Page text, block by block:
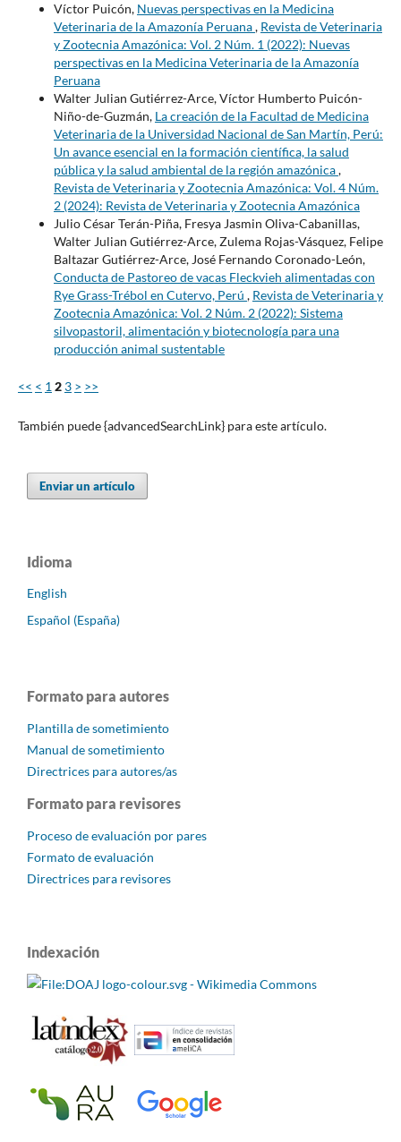
Víctor Puicón, Nuevas perspectivas en la Medicina
Veterinaria de la Amazonía Peruana, Revista de Veterinaria
y Zootecnia Amazónica: Vol. 2 Núm. 1 (2022): Nuevas
perspectivas en la Medicina Veterinaria de la Amazonía
Peruana
Walter Julian Gutiérrez-Arce, Víctor Humberto Puicón-
Niño-de-Guzmán, La creación de la Facultad de Medicina
Veterinaria de la Universidad Nacional de San Martín, Perú:
Un avance esencial en la formación científica, la salud
pública y la salud ambiental de la región amazónica,
Revista de Veterinaria y Zootecnia Amazónica: Vol. 4 Núm.
2 (2024): Revista de Veterinaria y Zootecnia Amazónica
Julio César Terán-Piña, Fresya Jasmin Oliva-Cabanillas,
Walter Julian Gutiérrez-Arce, Zulema Rojas-Vásquez, Felipe
Baltazar Gutiérrez-Arce, José Fernando Coronado-León,
Conducta de Pastoreo de vacas Fleckvieh alimentadas con
Rye Grass-Trébol en Cutervo, Perú , Revista de Veterinaria y
Zootecnia Amazónica: Vol. 2 Núm. 2 (2022): Sistema
silvopastoril, alimentación y biotecnología para una
producción animal sustentable
<< < 1 2 3 > >>
También puede {advancedSearchLink} para este artículo.
Enviar un artículo
Idioma
English
Español (España)
Formato para autores
Plantilla de sometimiento
Manual de sometimiento
Directrices para autores/as
Formato para revisores
Proceso de evaluación por pares
Formato de evaluación
Directrices para revisores
Indexación